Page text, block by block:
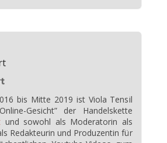
bis Mitte 2019 ist Viola Tensil
Gesicht” der Handelskette
und sowohl als Moderatorin als
Redakteurin und Produzentin für